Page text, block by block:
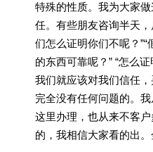
特殊的性质。我为大家
任。有些朋友咨询半天
们怎么证明你们不呢？
的东西可靠呢？” “怎么
我们就应该对我们信任
完全没有任何问题的。
这里办理，也从来不客
的，我相信大家看的出